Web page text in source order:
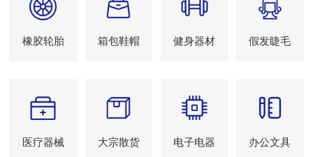
橡胶轮胎 箱包鞋帽 健身器材 假发睫毛
医疗器械 大宗散货 电子电器 办公文具